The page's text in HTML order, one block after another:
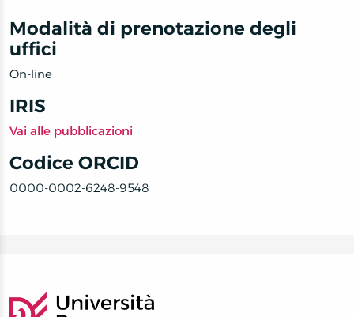
Modalità di prenotazione degli
uffici
On-line
IRIS
Vai alle pubblicazioni
Codice ORCID
0000-0002-6248-9548